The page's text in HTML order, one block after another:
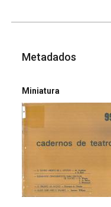
Metadados
Miniatura